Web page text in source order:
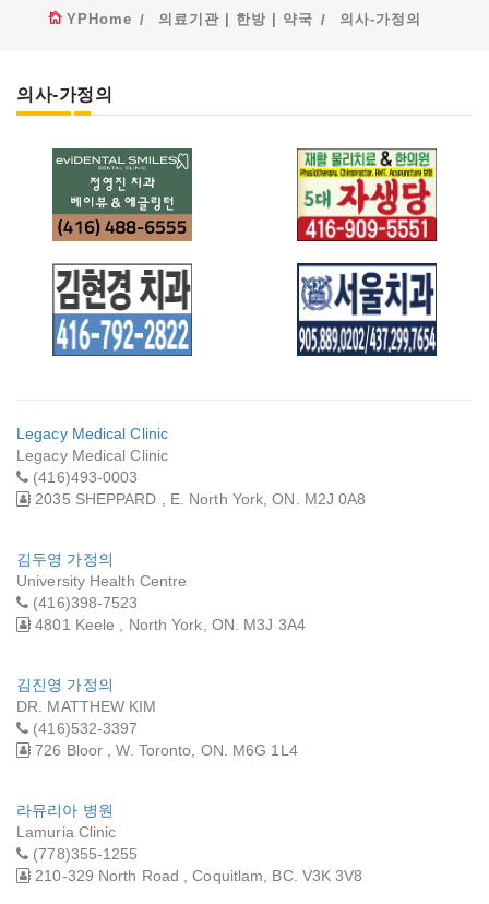
YPHome 의료기관 | 한방 | 약국 의사-가정의
의사-가정의
EVIDENTAL
SMILES DENTAL
CLINIC 치과
재활 물리치료 & 한
의원 5대 자생당
Legacy Medical Clinic
Legacy Medical Clinic
(416)493-0003
2035 SHEPPARD , E. North York, ON. M2J 0A8
김두영 가정의
University Health Centre
(416)398-7523
4801 Keele , North York, ON. M3J 3A4
김진영 가정의
DR. MATTHEW KIM
(416)532-3397
726 Bloor , W. Toronto, ON. M6G 1L4
라뮤리아 병원
Lamuria Clinic
(778)355-1255
210-329 North Road , Coquitlam, BC. V3K 3V8